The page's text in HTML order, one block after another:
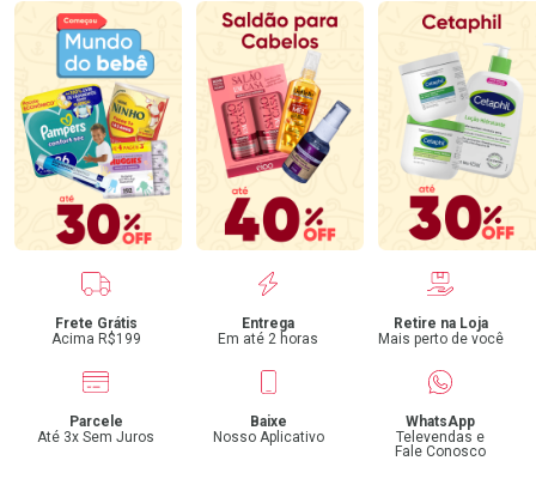
Benefícios
Frete Grátis
Acima R$199
Entrega
Em até 2 horas
Retire na Loja
Mais perto de você
Parcele
Até 3x Sem Juros
Baixe
Nosso Aplicativo
WhatsApp
Televendas e
Fale Conosco